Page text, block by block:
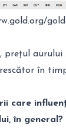
prețul
în
care
în general?